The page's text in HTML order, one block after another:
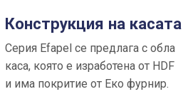
Конструкция на касата
Серия Efapel се предлага с обла
каса, която е изработена от HDF
и има покритие от Еко фурнир.